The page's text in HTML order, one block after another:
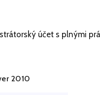
účet s plnými
2010